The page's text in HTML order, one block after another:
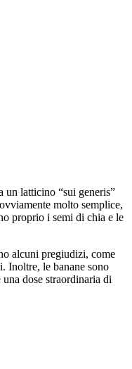
un latticino “sui generis”
molto semplice,
proprio i semi di chia e le
alcuni pregiudizi, come
Inoltre, le banane sono
dose straordinaria di